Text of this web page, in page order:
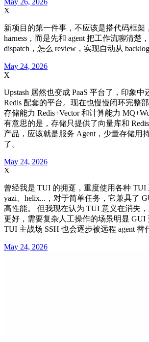
May 26, 2026
X
新项目的第一件事，不应该是搭代码框架
harness，而是先和 agent 把工作流聊清楚
dispatch，怎么 review，实现自动从
May 24, 2026
X
Upstash 居然也变成 PaaS 平台了，印象中
Redis 配套的平台。现在也慢慢闭环完整
存储能力 Redis+Vector 和计算能力
有意思的是，存储只提供了向量库和
产品，应该就是服务 Agent，少量存储用
了。
May 24, 2026
X
曾经我是 TUI 的拥趸，重度使用各种 TUI
yazi、helix...，对于简单任务，它兼具了
高性能。 但我现在认为 TUI 意义在消失
更好，需要复杂人工操作的场景明显 GUI
TUI 主战场 SSH 也会逐步被远程 agent 替
May 24, 2026